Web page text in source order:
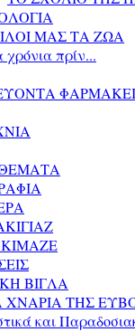
ΜΑΣ ΤΑ ΖΩΑ
χρόνια πρίν...
ΒΙΓΛΑ
ΧΝΑΡΙΑ ΤΗΣ
και